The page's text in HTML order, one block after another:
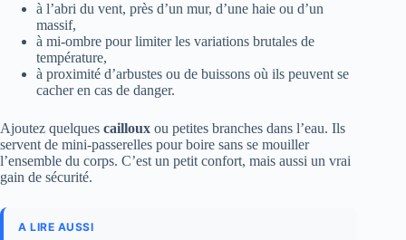
à l’abri du vent, près d’un mur, d’une haie ou d’un
massif,
à mi-ombre pour limiter les variations brutales de
température,
à proximité d’arbustes ou de buissons où ils peuvent se
cacher en cas de danger.
Ajoutez quelques cailloux ou petites branches dans l’eau. Ils
servent de mini-passerelles pour boire sans se mouiller
l’ensemble du corps. C’est un petit confort, mais aussi un vrai
gain de sécurité.
A LIRE AUSSI